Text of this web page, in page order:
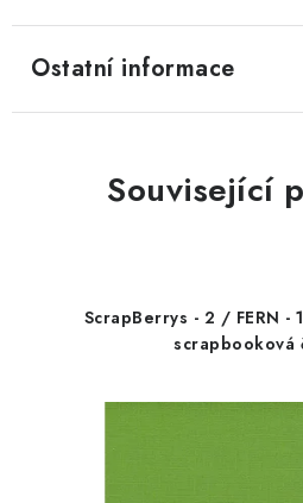
Ostatní informace
Související
ScrapBerrys - 2 / FERN -
scrapbooková